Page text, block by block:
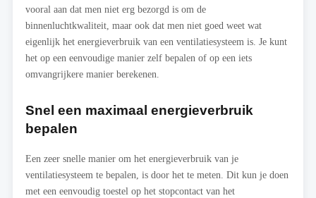
vooral aan dat men niet erg bezorgd is om de
binnenluchtkwaliteit, maar ook dat men niet goed weet wat
eigenlijk het energieverbruik van een ventilatiesysteem is. Je kunt
het op een eenvoudige manier zelf bepalen of op een iets
omvangrijkere manier berekenen.
Snel een maximaal energieverbruik
bepalen
Een zeer snelle manier om het energieverbruik van je
ventilatiesysteem te bepalen, is door het te meten. Dit kun je doen
met een eenvoudig toestel op het stopcontact van het